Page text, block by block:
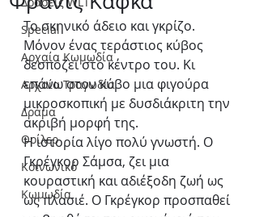
Special
Αρχαία Κωμωδία
Αρχαία Τραγωδία
Δράμα
Θρίλερ
Κοινωνικό
Κωμωδία
Το σκηνικό άδειο και γκρίζο.
Μόνον ένας τεράστιος κύβος
δεσπόζει στο κέντρο του. Κι
επάνω στον κύβο μια φιγούρα
μικροσκοπική με δυσδιάκριτη την
ακριβή μορφή της.
Η ιστορία λίγο πολύ γνωστή. O
Γκρέγκορ Σάμσα, ζει μια
κουραστική και αδιέξοδη ζωή ως
ως πλασιέ. Ο Γκρέγκορ προσπαθεί